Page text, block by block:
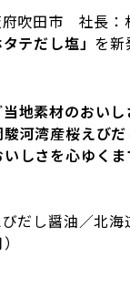
吹田市 社長：
テだし塩」 を新
地素材のおい
河湾産桜えびだ
しさを心ゆく
だし醤油／北海